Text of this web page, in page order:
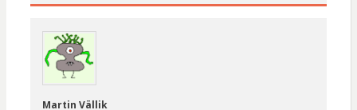
Martin Vällik